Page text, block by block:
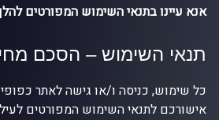
אנא עיינו בתנאי השימוש המפורטים
תנאי השימוש – הסכם
כל שימוש, כניסה ו/או גישה לאתר
אישורכם לתנאי השימוש המפורטים